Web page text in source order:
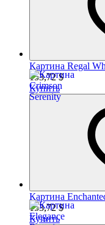
Картина Regal
153,72$
Купить
Картина
153,72$
Купить